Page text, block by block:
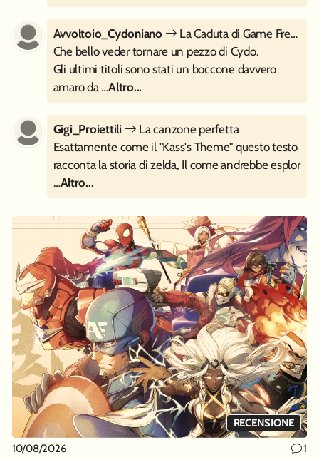
Avvoltoio_Cydoniano
La Caduta di Game Freak
Che bello veder tornare un pezzo di Cydo.
Gli ultimi titoli sono stati un boccone davvero
amaro da …Altro...
Gigi_Proiettili
La canzone perfetta
Esattamente come il "Kass's Theme" questo testo
racconta la storia di zelda, Il come andrebbe esplor
…Altro...
RECENSIONE
10/08/2026 1